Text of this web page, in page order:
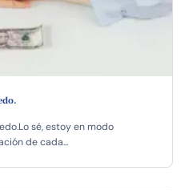
sé, estoy en modo
de cada...